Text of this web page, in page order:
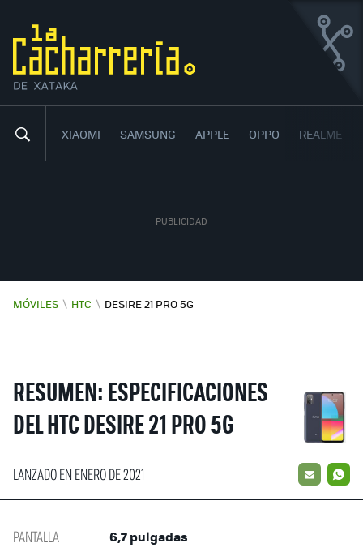
XIAOMI SAMSUNG APPLE OPPO REALME
HTC DESIRE 21 PRO 5G
CON CÁMARA CUÁDRUPLE, CON 5G Y CON UNA GRAN
BATERÍA
MÓVILES \ HTC \ DESIRE 21 PRO 5G
RESUMEN: ESPECIFICACIONES
DEL HTC DESIRE 21 PRO 5G
LANZADO EN ENERO DE 2021 EMAIL
PANTALLA 6,7 pulgadas